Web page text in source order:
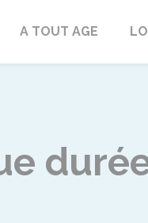
A TOUT AGE